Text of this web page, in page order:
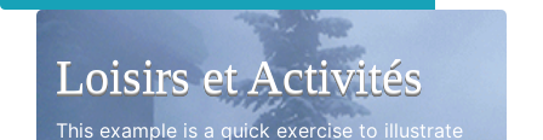
Loisirs et Activités
This example is a quick exercise to illustrate